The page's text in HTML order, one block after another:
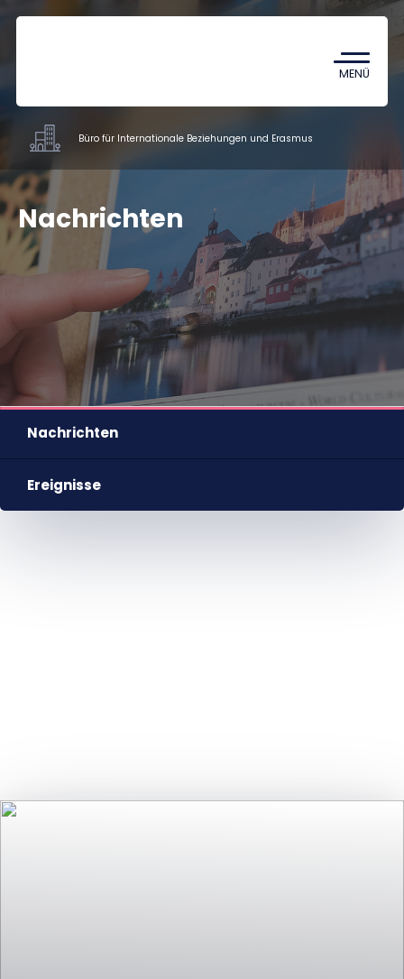
MENÜ
Coronavirus
Fakultäsverwaltung und weitere
Einrichtungen
Dokumente
Mitarbeiter
Über uns
Kontakt
Nyelv HU EN DE
Büro für Internationale Beziehungen und Erasmus
Nachrichten
Nachrichten
Ereignisse